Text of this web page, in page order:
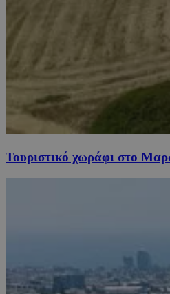
Τουριστικό χωράφι στο